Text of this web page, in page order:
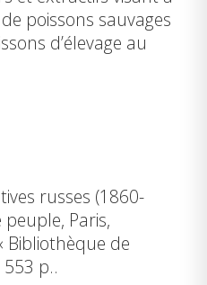
poissons sauvages
d’élevage au
russes (1860-
Paris,
Bibliothèque de
553 p..